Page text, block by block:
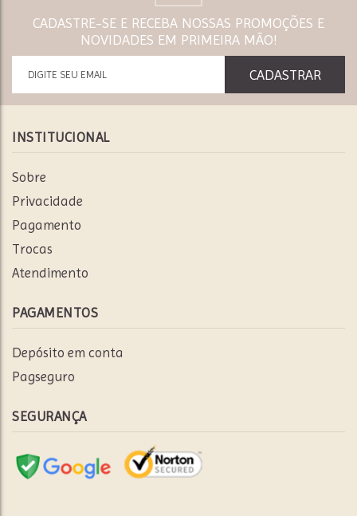
CADASTRE-SE E RECEBA NOSSAS PROMOÇÕES E
NOVIDADES EM PRIMEIRA MÃO!
INSTITUCIONAL
Sobre
Privacidade
Pagamento
Trocas
Atendimento
PAGAMENTOS
Depósito em conta
Pagseguro
SEGURANÇA